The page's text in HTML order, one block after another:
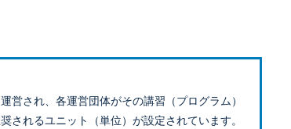
され、各運営団体がその講習（プログラム）
れるユニット（単位）が設定されています。